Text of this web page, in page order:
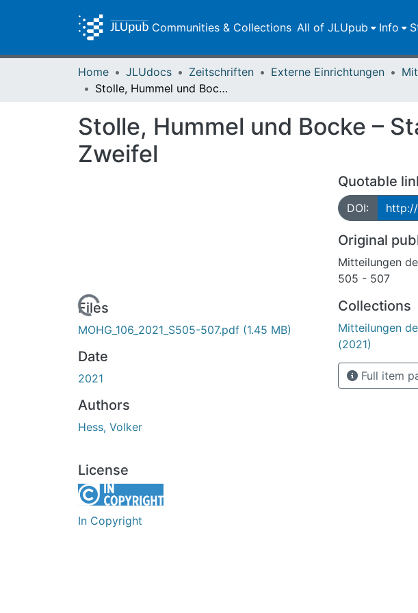
Communities & Collections All of JLUpub Info
Home JLUdocs Zeitschriften Externe Einrichtungen
Stolle, Hummel und Bocke – Staufenberger? : Erkenntnisleitende Zweifel
Stolle, Hummel und Bocke –
Zweifel
Loading...
Files
MOHG_106_2021_S505-507.pdf (1.45 MB)
Date
2021
Authors
Hess, Volker
License
In Copyright
Quotable
DOI:
Original
Mitteilungen
505 - 507
Collections
Mitteilungen
(2021)
Full item